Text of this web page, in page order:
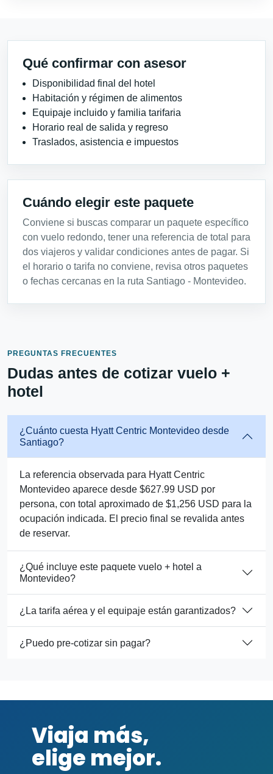
Qué confirmar con asesor
Disponibilidad final del hotel
Habitación y régimen de alimentos
Equipaje incluido y familia tarifaria
Horario real de salida y regreso
Traslados, asistencia e impuestos
Cuándo elegir este paquete
Conviene si buscas comparar un paquete específico
con vuelo redondo, tener una referencia de total para
dos viajeros y validar condiciones antes de pagar. Si
el horario o tarifa no conviene, revisa otros paquetes
o fechas cercanas en la ruta Santiago - Montevideo.
PREGUNTAS FRECUENTES
Dudas antes de cotizar vuelo +
hotel
¿Cuánto cuesta Hyatt Centric Montevideo desde
Santiago?
La referencia observada para Hyatt Centric
Montevideo aparece desde $627.99 USD por
persona, con total aproximado de $1,256 USD para la
ocupación indicada. El precio final se revalida antes
de reservar.
¿Qué incluye este paquete vuelo + hotel a
Montevideo?
¿La tarifa aérea y el equipaje están garantizados?
¿Puedo pre-cotizar sin pagar?
Viaja más,
elige mejor.